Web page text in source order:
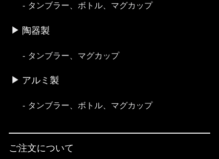
タンブラー、ボトル、マグカップ
陶器製
タンブラー、マグカップ
アルミ製
タンブラー、ボトル、マグカップ
ご注文について